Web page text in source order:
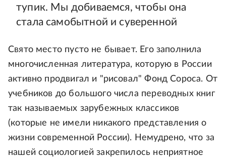
тупик. Мы добиваемся, чтобы она
стала самобытной и суверенной
Свято место пусто не бывает. Его заполнила
многочисленная литература, которую в России
активно продвигал и "рисовал" Фонд Сороса. От
учебников до большого числа переводных книг
так называемых зарубежных классиков
(которые не имели никакого представления о
жизни современной России). Немудрено, что за
нашей социологией закрепилось неприятное